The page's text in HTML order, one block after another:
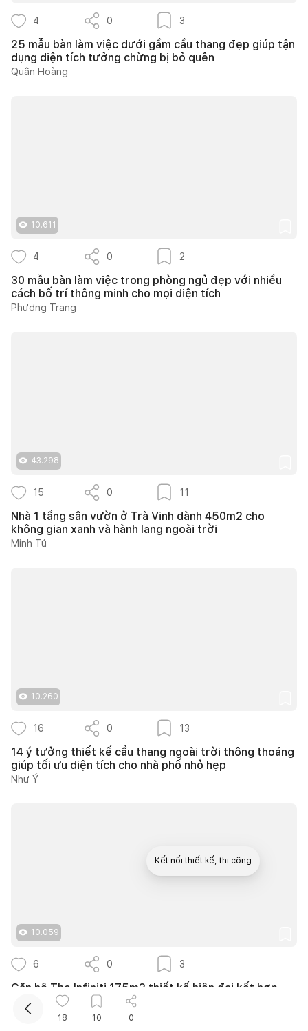
4 0 3
25 mẫu bàn làm việc dưới gầm cầu thang đẹp giúp tận
dụng diện tích tưởng chừng bị bỏ quên
Quân Hoàng
10.611
4 0 2
30 mẫu bàn làm việc trong phòng ngủ đẹp với nhiều
cách bố trí thông minh cho mọi diện tích
Phương Trang
43.298
15 0 11
Nhà 1 tầng sân vườn ở Trà Vinh dành 450m2 cho
không gian xanh và hành lang ngoài trời
Minh Tú
10.260
16 0 13
14 ý tưởng thiết kế cầu thang ngoài trời thông thoáng
giúp tối ưu diện tích cho nhà phố nhỏ hẹp
Như Ý
10.059
6 0 3
Căn hộ The Infiniti 175m2 thiết kế hiện đại kết hợp
nghệ thuật Modern Art đầy cảm xúc
139DESIGN18 10 0
Kết nối thiết kế, thi công